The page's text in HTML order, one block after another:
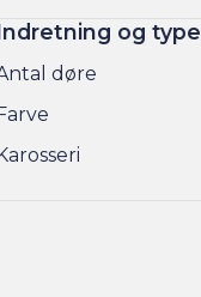
og type
døre